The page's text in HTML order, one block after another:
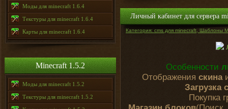
Моды для minecraft 1.6.4
Текстуры для minecraft 1.6.4
Карты для minecraft 1.6.4
Minecraft 1.5.2
Моды для minecraft 1.5.2
Текстуры для minecraft 1.5.2
Личный кабинет для сервера
Категория: cms для minecraft, Шаблоны
Особенности
Отображения скина
Загрузка
Покупка